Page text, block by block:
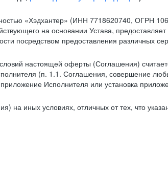
«Хэдхантер» (ИНН 7718620740, ОГРН
на основании Устава,
посредством предоставления различных
настоящей оферты (Соглашения)
(п. 1.1. Соглашения, совершение
Исполнителя или установка
на иных условиях, отличных от тех, что